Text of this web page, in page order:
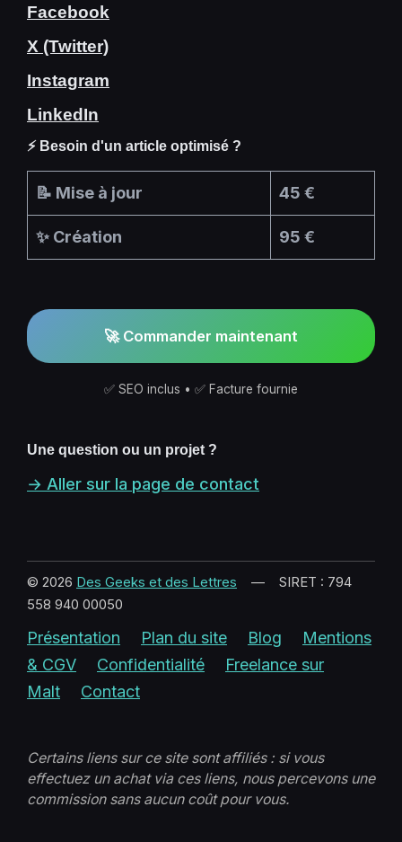
Facebook
X (Twitter)
Instagram
LinkedIn
⚡ Besoin d'un article optimisé ?
📝 Mise à jour 45 €
✨ Création 95 €
🚀 Commander maintenant
✅ SEO inclus • ✅ Facture fournie
Une question ou un projet ?
→ Aller sur la page de contact
© 2026 Des Geeks et des Lettres — SIRET : 794
558 940 00050
Présentation Plan du site Blog
Mentions
& CGV
Confidentialité
Freelance sur
Malt
Contact
Certains liens sur ce site sont affiliés : si vous
effectuez un achat via ces liens, nous percevons une
commission sans aucun coût pour vous.